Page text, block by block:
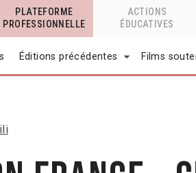
PLATEFORME
PROFESSIONNELLE
ACTIONS
ÉDUCATIVES
Éditions précédentes Films